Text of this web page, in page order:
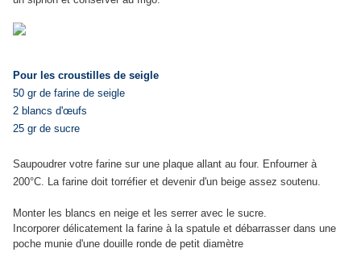
Pour les croustilles de seigle
50 gr de farine de seigle
2 blancs d'œufs
25 gr de sucre
Saupoudrer votre farine sur une plaque allant au four. Enfourner à
200°C. La farine doit torréfier et devenir d'un beige assez soutenu.
Monter les blancs en neige et les serrer avec le sucre.
Incorporer délicatement la farine à la spatule et débarrasser dans une
poche munie d'une douille ronde de petit diamètre